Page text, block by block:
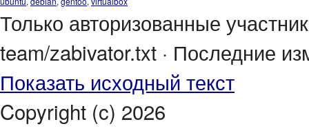
Только авторизованные
team/zabivator.txt · Последние
Показать исходный текст
Copyright (c) 2026